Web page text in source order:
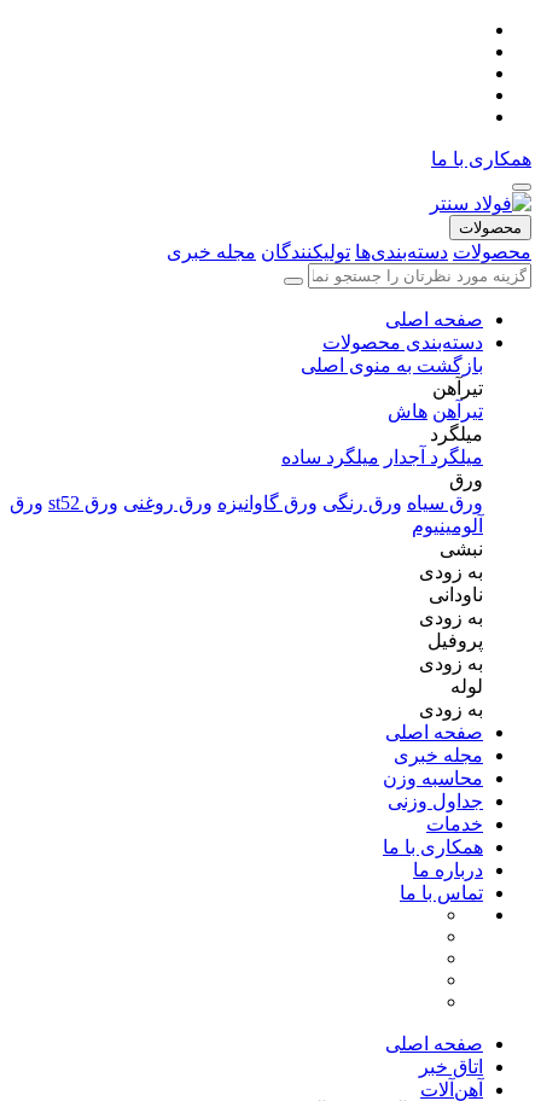
همکاری با ما
محصولات
محصولات دسته‌بندی‌ها تولیکنندگان مجله خبری
صفحه اصلی
دسته‌بندی محصولات
بازگشت به منوی اصلی
تیرآهن
تیرآهن هاش
میلگرد
میلگرد آجدار میلگرد ساده
ورق
ورق سیاه ورق رنگی ورق گاوانیزه ورق روغنی ورق st52
ورق
آلومینیوم
نبشی
به زودی
ناودانی
به زودی
پروفیل
به زودی
لوله
به زودی
صفحه اصلی
مجله خبری
محاسبه وزن
جداول وزنی
خدمات
همکاری با ما
درباره ما
تماس با ما
صفحه اصلی
اتاق خبر
آهن‌آلات